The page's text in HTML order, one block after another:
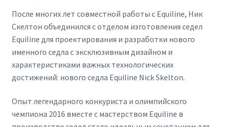
После многих лет совместной работы с Equiline, Ник
Скелтон объединился с отделом изготовления седел
Equiline для проектирования и разработки нового
именного седла с эксклюзивным дизайном и
характеристиками важных технологических
достижений: нового седла Equiline Nick Skelton.
Опыт легендарного конкуриста и олимпийского
чемпиона 2016 вместе с мастерством Equiline в